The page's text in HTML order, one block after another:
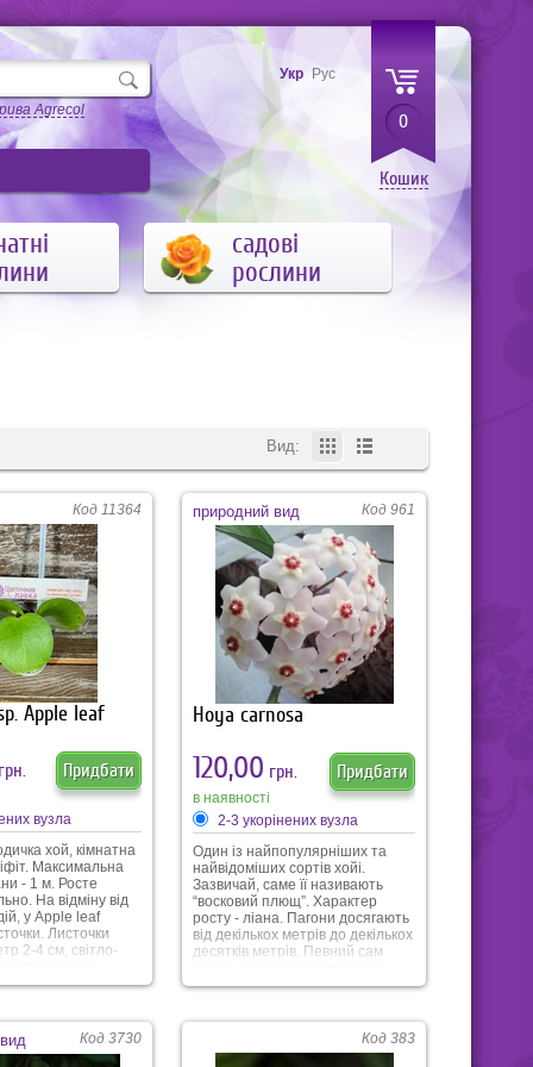
Agrecol
0
Кошик
Укр Рус
садові
рослини
Вид:
Код 11364
Apple leaf
грн. Придбати
вузла
хой, кімнатна
Максимальна
- 1 м. Росте
На відміну від
у Apple leaf
Листочки
2-4 см, світло-
по краю
дисхідія отримала
у
природний вид Код 961
Hoya carnosa
120,00 грн. Придбати
в наявності
2-3 укорінених вузла
Один із найпопулярніших та
найвідоміших сортів хойі.
Зазвичай, саме її називають
“восковий плющ”. Характер
росту - ліана. Пагони досягають
від декількох метрів до декількох
десятків метрів. Певний сам
Листочки м’ясисті, темно-
кількістю сріблястого сплешу,
овальної форми з гострим
кінчиком. Квіти-зірки, білого
Код 3730 Код 383